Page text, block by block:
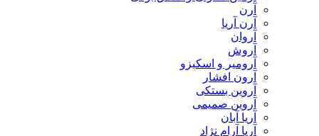
آرن
آرن آریا
آروان
آروش
آرومیر و اسکیزو
آرون افشار
آروین بستکی
آروین صمیمی
آریا آبان
آریا آرام نژاد